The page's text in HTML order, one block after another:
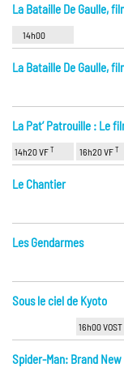
La Bataille De Gaulle,
14h00
La Bataille De Gaulle,
La Pat’ Patrouille : Le
14h20 VF T 16h20 VFT
Le Chantier
Les Gendarmes
Sous le ciel de Kyoto
16h00 VOST
Spider-Man: Brand New